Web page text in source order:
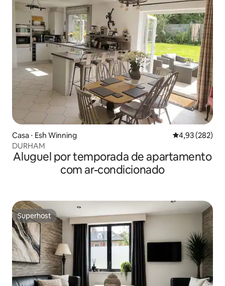
Casa ⋅ Esh Winning 4,93 de uma
4,93 (282)
DURHAM
Aluguel por temporada de apartamento
com ar-condicionado
Superhost
Superhost